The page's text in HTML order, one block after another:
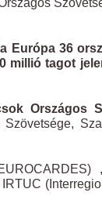
Európa 36
millió tagot
Országos